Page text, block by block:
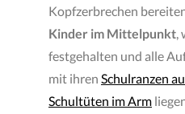
Kopfzerbrechen
Kinder im Mittelpunkt,
festgehalten und alle
mit ihren Schulranzen
Schultüten im Arm